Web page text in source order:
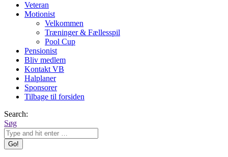
Veteran
Motionist
Velkommen
Træninger & Fællesspil
Pool Cup
Pensionist
Bliv medlem
Kontakt VB
Halplaner
Sponsorer
Tilbage til forsiden
Search:
Søg